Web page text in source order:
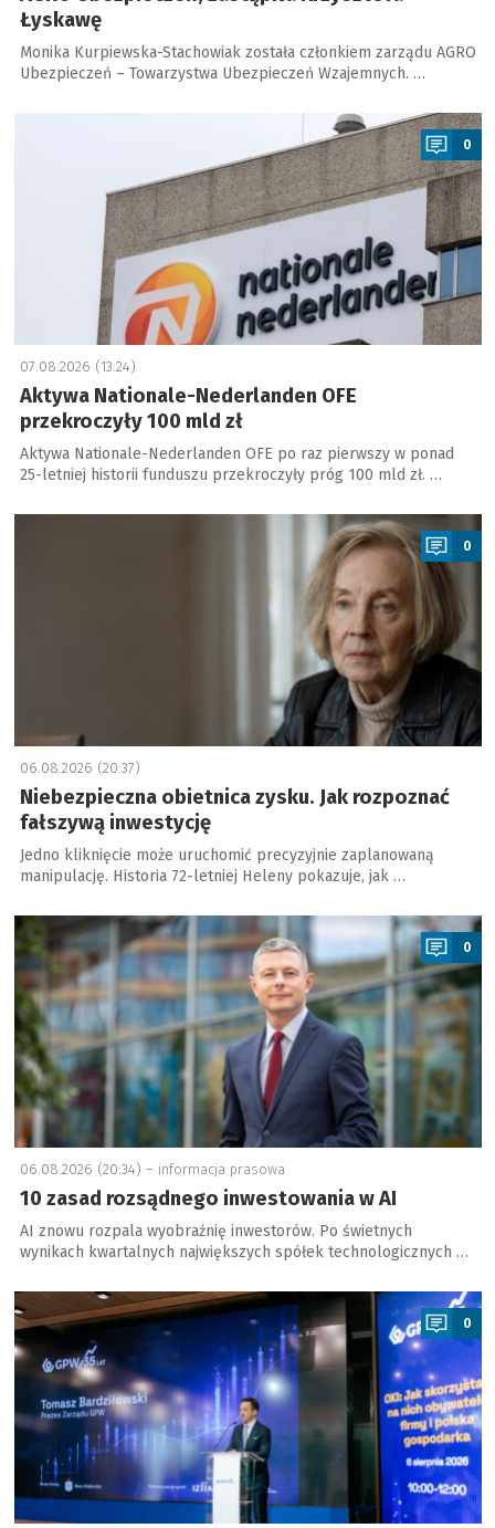
Łyskawę
Monika Kurpiewska-Stachowiak została członkiem zarządu AGRO
Ubezpieczeń – Towarzystwa Ubezpieczeń Wzajemnych. …
0
07.08.2026 (13:24)
Aktywa Nationale-Nederlanden OFE
przekroczyły 100 mld zł
Aktywa Nationale-Nederlanden OFE po raz pierwszy w ponad
25-letniej historii funduszu przekroczyły próg 100 mld zł. …
a
0
06.08.2026 (20:37)
Niebezpieczna obietnica zysku. Jak rozpoznać
fałszywą inwestycję
Jedno kliknięcie może uruchomić precyzyjnie zaplanowaną
manipulację. Historia 72-letniej Heleny pokazuje, jak …
a
0
06.08.2026 (20:34) – informacja prasowa
10 zasad rozsądnego inwestowania w AI
AI znowu rozpala wyobraźnię inwestorów. Po świetnych
wynikach kwartalnych największych spółek technologicznych …
a
0